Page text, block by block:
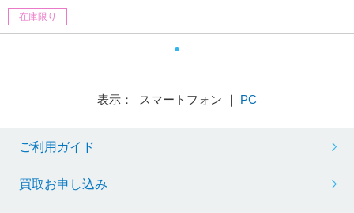
品】【基本設置料金セ
ット】
在庫限り
表示： スマートフォン ｜ PC
ご利用ガイド
買取お申し込み